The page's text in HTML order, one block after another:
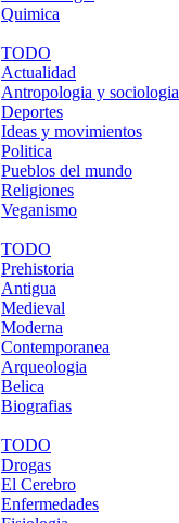
Quimica
TODO
Actualidad
Antropologia y sociologia
Deportes
Ideas y movimientos
Politica
Pueblos del mundo
Religiones
Veganismo
TODO
Prehistoria
Antigua
Medieval
Moderna
Contemporanea
Arqueologia
Belica
Biografias
TODO
Drogas
El Cerebro
Enfermedades